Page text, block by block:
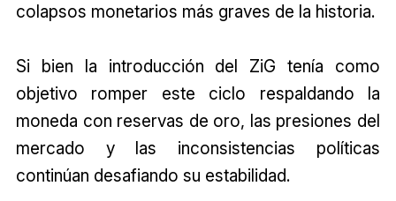
colapsos monetarios más graves de la historia.
Si bien la introducción del ZiG tenía como
objetivo romper este ciclo respaldando la
moneda con reservas de oro, las presiones del
mercado y las inconsistencias políticas
continúan desafiando su estabilidad.